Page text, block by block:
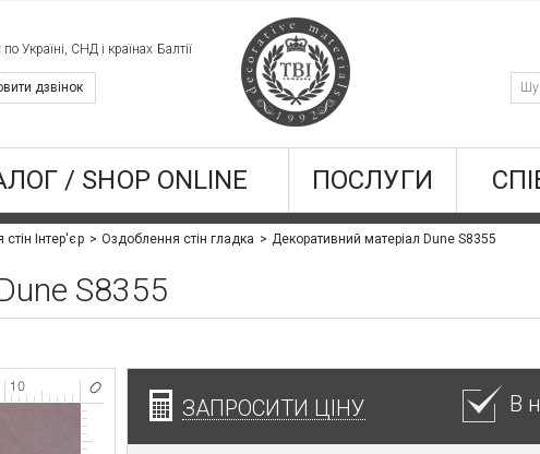
Україні, СНД і країнах Балтії
дзвінок
/ SHOP ONLINE ПОСЛУГИ
Інтер'єр Оздоблення стін гладка Декоративний матеріал Dune S8355
S8355
ЗАПРОСИТИ ЦІНУ В